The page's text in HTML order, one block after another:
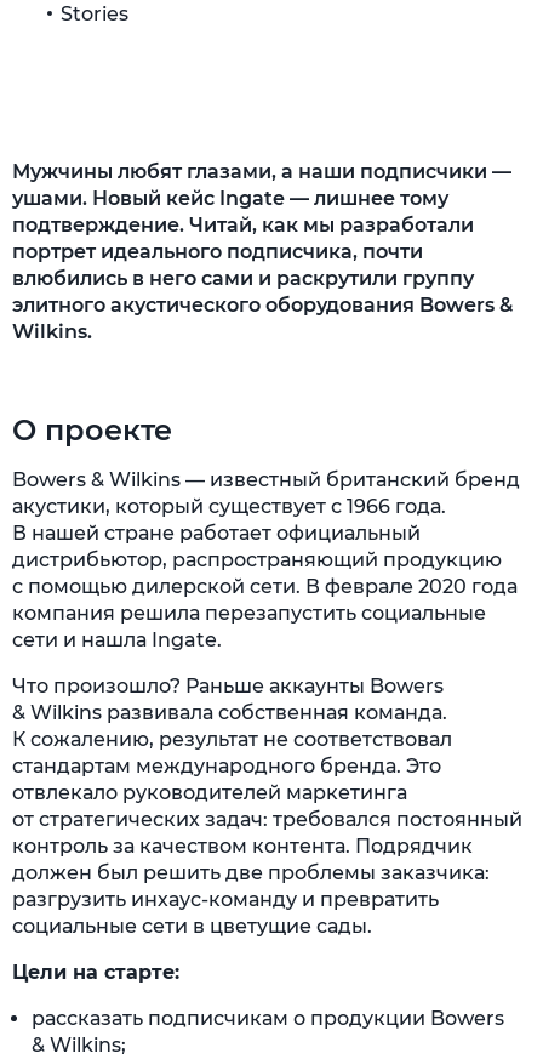
Мужчины любят глазами, а наши подписчики —
ушами. Новый кейс Ingate — лишнее тому
подтверждение. Читай, как мы разработали
портрет идеального подписчика, почти
влюбились в него сами и раскрутили группу
элитного акустического оборудования Bowers &
Wilkins.
О проекте
Bowers & Wilkins — известный британский бренд
акустики, который существует с 1966 года.
В нашей стране работает официальный
дистрибьютор, распространяющий продукцию
с помощью дилерской сети. В феврале 2020 года
компания решила перезапустить социальные
сети и нашла Ingate.
Что произошло? Раньше аккаунты Bowers
& Wilkins развивала собственная команда.
К сожалению, результат не соответствовал
стандартам международного бренда. Это
отвлекало руководителей маркетинга
от стратегических задач: требовался постоянный
контроль за качеством контента. Подрядчик
должен был решить две проблемы заказчика:
разгрузить инхаус-команду и превратить
социальные сети в цветущие сады.
Цели на старте:
рассказать подписчикам о продукции Bowers
& Wilkins;
Stories
Как писать об аудиотехнике, чтобы сойти
за своего среди аудиофилов